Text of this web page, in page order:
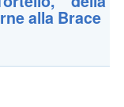
alla Brace